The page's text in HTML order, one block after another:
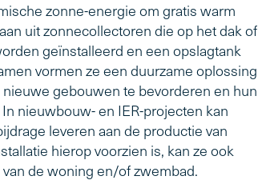
zonne-energie om gratis warm
uit zonnecollectoren die op het dak of
geïnstalleerd en een opslagtank
vormen ze een duurzame oplossing
gebouwen te bevorderen en hun
nieuwbouw- en IER-projecten kan
leveren aan de productie van
hierop voorzien is, kan ze ook
de woning en/of zwembad.